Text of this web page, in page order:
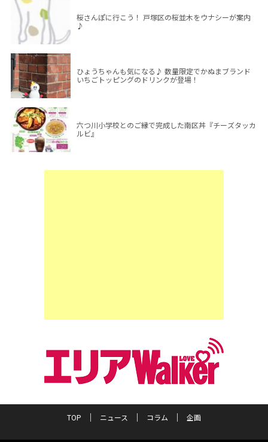
桜さんぽに行こう！ 戸塚区の桜並木をウナシーが案内
♪
ひょうちゃんも気になる♪ 数量限定でかぬまブランド
いちごトッピングのドリンクが登場！
六つ川小学校とのご縁で完成した南区丼『チーズタッカ
ルビ』
TOP ニュース コラム 企画